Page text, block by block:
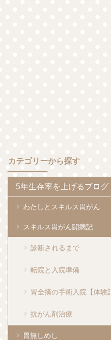
カテゴリーから探す
5年生存率を上げるブログ
わたしとスキルス胃がん
スキルス胃がん闘病記
診断されるまで
転院と入院準備
胃全摘の手術入院【体験
抗がん剤治療
胃無しめし